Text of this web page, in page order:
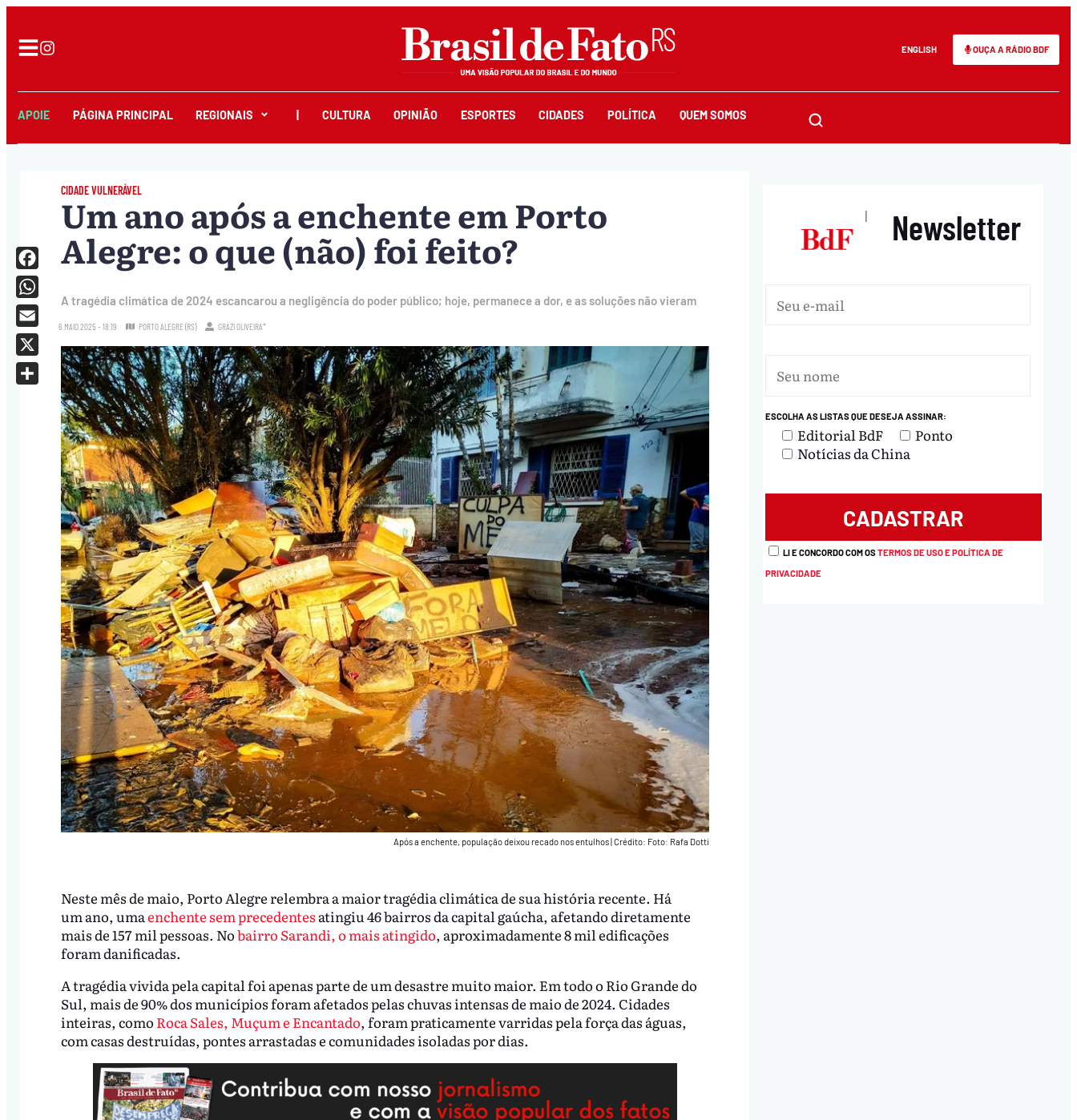
ENGLISH OUÇA A RÁDIO BDF
APOIE PÁGINA PRINCIPAL REGIONAIS CULTURA OPINIÃO ESPORTES CIDADES POLÍTICA QUEM SOMOS
CIDADE VULNERÁVEL
Um ano após a enchente em Porto
Alegre: o que (não) foi feito?
A tragédia climática de 2024 escancarou a negligência do poder público; hoje, permanece a dor, e as soluções não vieram
6.MAIO.2025 - 18:19 PORTO ALEGRE (RS) GRAZI OLIVEIRA*
Após a enchente, população deixou recado nos entulhos|Crédito: Foto: Rafa Dotti
Neste mês de maio, Porto Alegre relembra a maior tragédia climática de sua história recente. Há
um ano, umaenchente sem precedentes atingiu 46 bairros da capital gaúcha, afetando diretamente
mais de 157 mil pessoas. Nobairro Sarandi, o mais atingido, aproximadamente 8 mil edificações
foram danificadas.
A tragédia vivida pela capital foi apenas parte de um desastre muito maior. Em todo o Rio Grande do
Sul, mais de 90% dos municípios foram afetados pelas chuvas intensas de maio de 2024. Cidades
inteiras, como Roca Sales, Muçum e Encantado, foram praticamente varridas pela força das águas,
com casas destruídas, pontes arrastadas e comunidades isoladas por dias.
Facebook
WhatsApp
Email
X
| Newsletter
ESCOLHA AS LISTAS QUE DESEJA ASSINAR:
Editorial BdF
Ponto
Notícias da China
LI E CONCORDO COM OSTERMOS DE USO E POLÍTICA DE
PRIVACIDADE